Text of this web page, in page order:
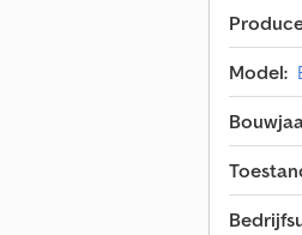
Model: